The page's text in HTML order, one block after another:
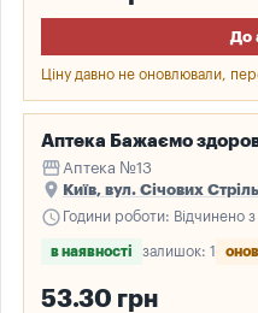
До
Ціну давно не оновлювали,
Аптека Бажаємо
storefront Аптека №13
place Київ, вул. Січових
schedule Години роботи: Відчинено
в наявності залишок: 1
53.30 грн